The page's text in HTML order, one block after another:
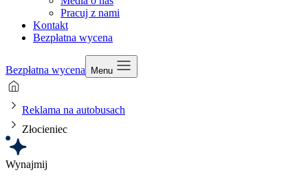
Pracuj z nami
Kontakt
Bezpłatna wycena
Bezpłatna wycena Menu
Reklama na autobusach
Złocieniec
Wynajmij